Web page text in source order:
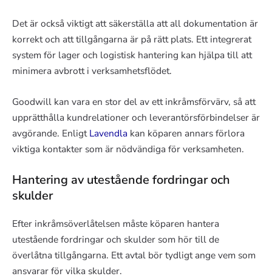
Det är också viktigt att säkerställa att all dokumentation är
korrekt och att tillgångarna är på rätt plats. Ett integrerat
system för lager och logistisk hantering kan hjälpa till att
minimera avbrott i verksamhetsflödet.
Goodwill kan vara en stor del av ett inkråmsförvärv, så att
upprätthålla kundrelationer och leverantörsförbindelser är
avgörande. EnligtLavendla kan köparen annars förlora
viktiga kontakter som är nödvändiga för verksamheten.
Hantering av utestående fordringar och
skulder
Efter inkråmsöverlåtelsen måste köparen hantera
utestående fordringar och skulder som hör till de
överlåtna tillgångarna. Ett avtal bör tydligt ange vem som
ansvarar för vilka skulder.